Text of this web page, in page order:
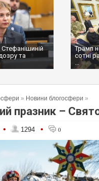
та
Трамп
сотні
...
» Новини блогосфери »
празник –
• 1294 • 0